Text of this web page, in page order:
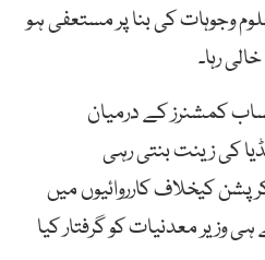
وجوہات کی بنا پر مستعفی ہو
رہا۔
کمشنرز کے درمیان
کی زینت بنتی رہی
کیخلاف کارروائیوں میں
معدنیات کو گرفتار کیا